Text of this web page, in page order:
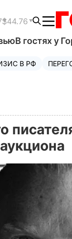
$44.76
В гостях у
В РФ